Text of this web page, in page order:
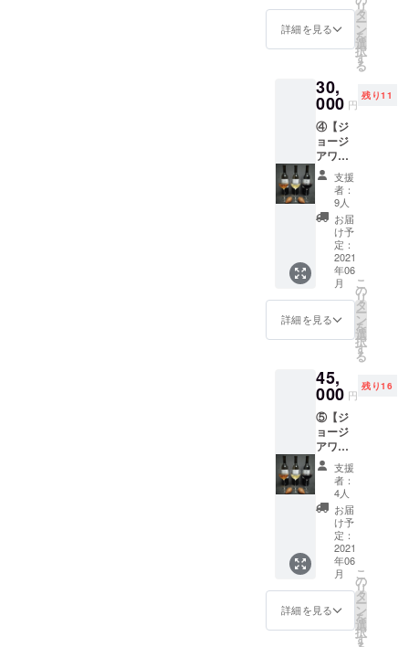
るチ
ケット
・ク
ヴェヴ
リと同
じ土壌
から出
来た素
焼きの
土器1つ
に、支
援して
頂いた
方の名
前を
ジョー
ジア文
字で刻
印し(任
・支援
して頂
いた方
にお礼
とし
て、感
謝の
メール
をご提
供致し
ます。
【備
考】 ※
未成年
の方は
いただ
けませ
ジョー
ジアで
厳選し
ました
リーワ
イナ
リーの
中か
ら、日
本初上
陸のク
ヴェヴ
リワイ
ン
750ml ×
1本(赤)
を購入
する事
が出来
るチ
ケット
・ク
ヴェヴ
リと同
じ土壌
から出
来た素
焼きの
土器1つ
に、支
援して
頂いた
方の名
前を
ジョー
ジア文
字で刻
印し(任
詳細を見る
リ
タ
ー
ン
を
選
択
す
る
30,
000 円
残り11
④【ジ
ョージ
アワイ
ン6本
セット
の購入
チケッ
ト】※ワ
イン1本
6000円
相当 ・
DaiSuW
ineが
ジョー
ジアで
厳選し
ファミ
リーワ
イナ
リーの
中か
ら、日
本初上
陸のク
ヴェヴ
リワイ
750ml ×
6本セッ
ト(アン
バー、
白、赤
を2本ず
支援
者：
9人
お届
け予
定：
2021
年06
月
詳細を見る
こ
の
リ
タ
ー
ン
を
選
択
す
る
45,
000 円
残り16
⑤【ジ
ョージ
アワイ
ンフル
セット
の購入
チケッ
ト】※1
本7000
円相当
・ク
ヴェヴ
リワイ
ン6本
(DaiSu
Wineが
支援
者：
4人
お届
け予
定：
2021
年06
月
詳細を見る
こ
の
リ
タ
ー
ン
を
選
択
す